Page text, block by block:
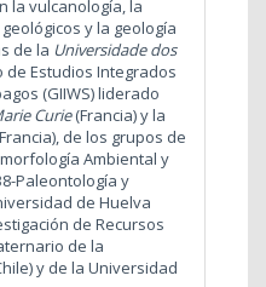
la vulcanología, la
y la geología
de la Universidade dos
de Estudios Integrados
(GIIWS) liderado
Curie(Francia) y la
de los grupos de
Ambiental y
Paleontología y
de Huelva
de Recursos
de la
y de la Universidad